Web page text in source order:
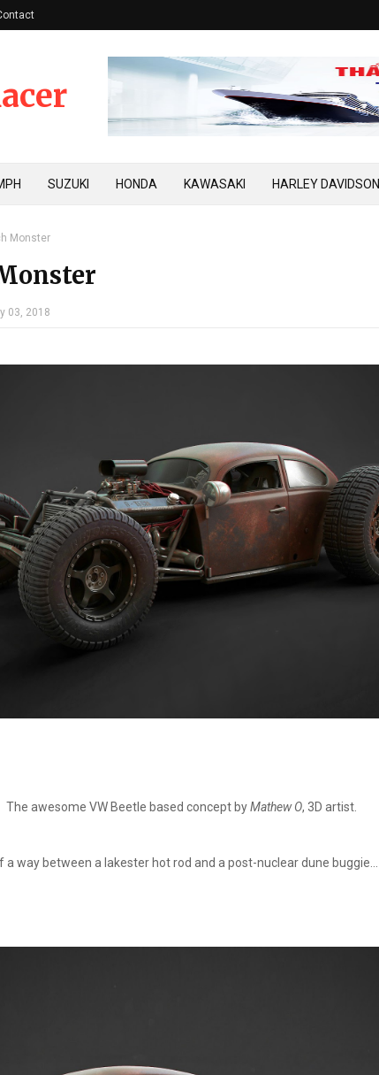
SUZUKI HONDA KAWASAKI HARLEY DAVIDSON
Monster
03, 2018
The awesome VW Beetle based concept byMathew O, 3D artist.
a way between a lakester hot rod and a post-nuclear dune buggie...